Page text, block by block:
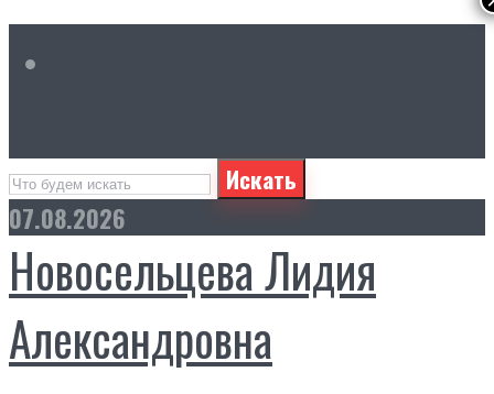
Искать
07.08.2026
Новосельцева Лидия
Александровна